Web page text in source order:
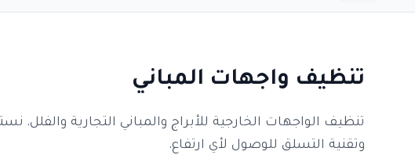
تنظيف واجهات المباني
تنظيف الواجهات الخارجية للأبراج والمباني التجارية والفلل.
وتقنية التسلق للوصول لأي ارتفاع.